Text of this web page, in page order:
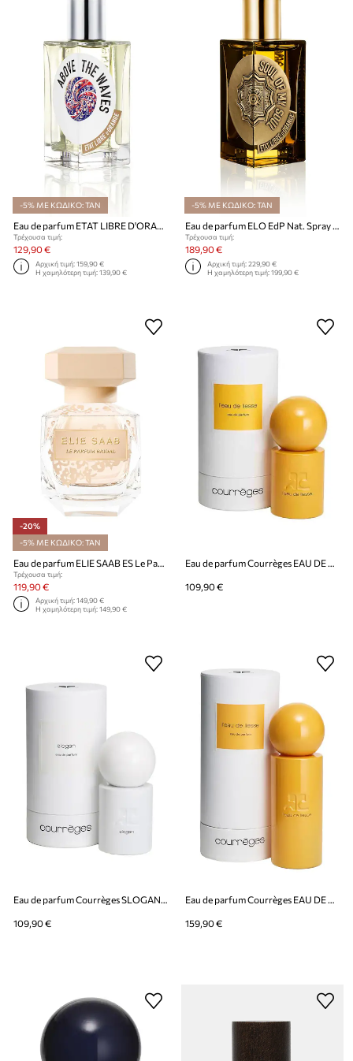
-5% ΜΕ ΚΩΔΙΚΟ: TAN
Eau de parfum ETAT LIBRE D'ORANGE EdP Nat. Spray 100 ml
Τρέχουσα τιμή:
129,90 €
Αρχική τιμή:159,90 €
Η χαμηλότερη τιμή:139,90 €
-5% ΜΕ ΚΩΔΙΚΟ: TAN
Eau de parfum ELO EdP Nat. Spray 100 ml
Τρέχουσα τιμή:
189,90 €
Αρχική τιμή:229,90 €
Η χαμηλότερη τιμή:199,90 €
-20%
-5% ΜΕ ΚΩΔΙΚΟ: TAN
Eau de parfum ELIE SAAB ES Le Parfum Bridal EDP 90ml
Τρέχουσα τιμή:
119,90 €
Αρχική τιμή:149,90 €
Η χαμηλότερη τιμή:149,90 €
Eau de parfum Courrèges EAU DE LIESSE EDP 50 ML
109,90 €
Eau de parfum Courrèges SLOGAN EDP 50 ML
109,90 €
Eau de parfum Courrèges EAU DE LIESSE EDP 100 ML
159,90 €